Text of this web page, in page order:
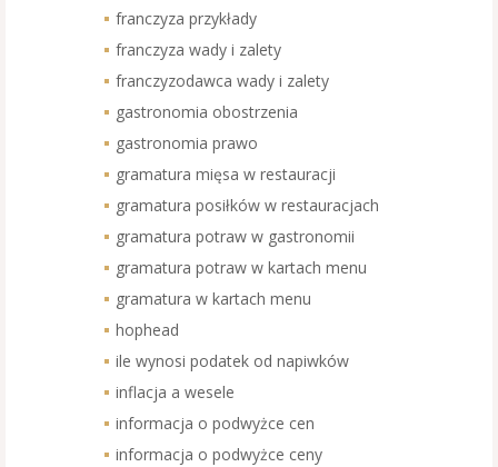
franczyza przykłady
franczyza wady i zalety
franczyzodawca wady i zalety
gastronomia obostrzenia
gastronomia prawo
gramatura mięsa w restauracji
gramatura posiłków w restauracjach
gramatura potraw w gastronomii
gramatura potraw w kartach menu
gramatura w kartach menu
hophead
ile wynosi podatek od napiwków
inflacja a wesele
informacja o podwyżce cen
informacja o podwyżce ceny